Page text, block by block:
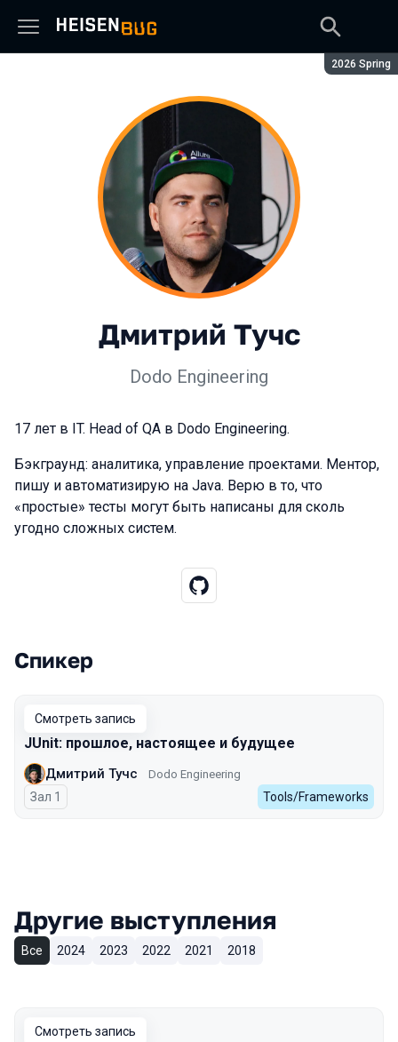
Сезон:
2026 Spring
Дмитрий Тучс
Dodo Engineering
17 лет в IT. Head of QA в Dodo Engineering.
Бэкграунд: аналитика, управление проектами. Ментор,
пишу и автоматизирую на Java. Верю в то, что
«простые» тесты могут быть написаны для сколь
угодно сложных систем.
Выступления в сезоне 2026 Spring
Спикер
Смотреть запись
JUnit: прошлое, настоящее и будущее
Дмитрий Тучс Dodo Engineering
Зал 1 Tools/Frameworks
Другие выступления
Все 2024 2023 2022 2021 2018
Смотреть запись